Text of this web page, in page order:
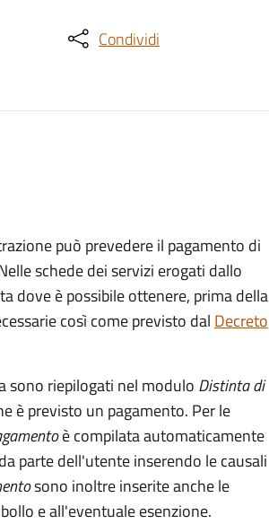
Condividi
può prevedere il pagamento di
schede dei servizi erogati dallo
dove è possibile ottenere, prima della
così come previsto dal Decreto
sono riepilogati nel modulo Distinta di
è previsto un pagamento. Per le
è compilata automaticamente
parte dell'utente inserendo le causali
sono inoltre inserite anche le
e all'eventuale esenzione.